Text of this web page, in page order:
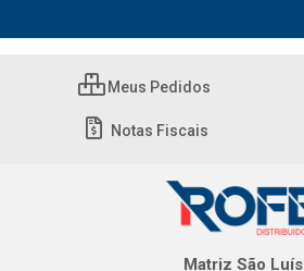
Meus Pedidos
Notas Fiscais
Matriz São Luís